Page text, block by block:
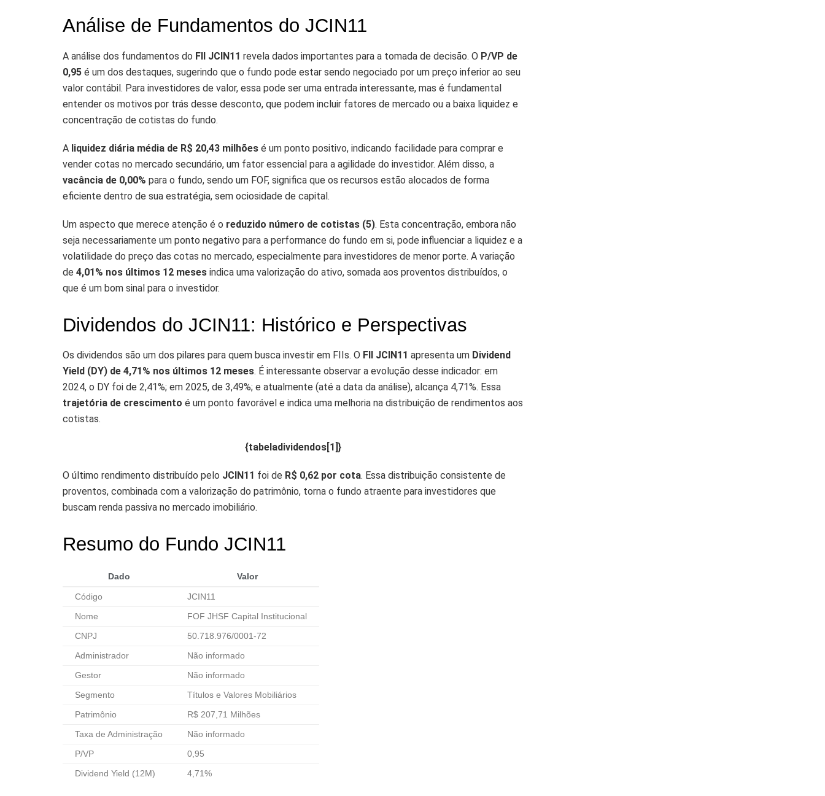
Análise de Fundamentos do JCIN11
A análise dos fundamentos do FII JCIN11 revela dados importantes para a tomada de decisão. O P/VP de
0,95 é um dos destaques, sugerindo que o fundo pode estar sendo negociado por um preço inferior ao seu
valor contábil. Para investidores de valor, essa pode ser uma entrada interessante, mas é fundamental
entender os motivos por trás desse desconto, que podem incluir fatores de mercado ou a baixa liquidez e
concentração de cotistas do fundo.
A liquidez diária média de R$ 20,43 milhões é um ponto positivo, indicando facilidade para comprar e
vender cotas no mercado secundário, um fator essencial para a agilidade do investidor. Além disso, a
vacância de 0,00% para o fundo, sendo um FOF, significa que os recursos estão alocados de forma
eficiente dentro de sua estratégia, sem ociosidade de capital.
Um aspecto que merece atenção é o reduzido número de cotistas (5). Esta concentração, embora não
seja necessariamente um ponto negativo para a performance do fundo em si, pode influenciar a liquidez e a
volatilidade do preço das cotas no mercado, especialmente para investidores de menor porte. A variação
de 4,01% nos últimos 12 meses indica uma valorização do ativo, somada aos proventos distribuídos, o
que é um bom sinal para o investidor.
Dividendos do JCIN11: Histórico e Perspectivas
Os dividendos são um dos pilares para quem busca investir em FIIs. O FII JCIN11 apresenta um Dividend
Yield (DY) de 4,71% nos últimos 12 meses. É interessante observar a evolução desse indicador: em
2024, o DY foi de 2,41%; em 2025, de 3,49%; e atualmente (até a data da análise), alcança 4,71%. Essa
trajetória de crescimento é um ponto favorável e indica uma melhoria na distribuição de rendimentos aos
cotistas.
{tabeladividendos[1]}
O último rendimento distribuído pelo JCIN11 foi de R$ 0,62 por cota. Essa distribuição consistente de
proventos, combinada com a valorização do patrimônio, torna o fundo atraente para investidores que
buscam renda passiva no mercado imobiliário.
Resumo do Fundo JCIN11
Dado Valor
Código JCIN11
Nome FOF JHSF Capital Institucional
CNPJ 50.718.976/0001-72
Administrador Não informado
Gestor Não informado
Segmento Títulos e Valores Mobiliários
Patrimônio R$ 207,71 Milhões
Taxa de Administração Não informado
P/VP 0,95
Dividend Yield (12M) 4,71%